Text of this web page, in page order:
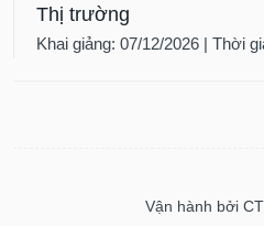
Thị trường
Khai giảng: 07/12/2026 | Thời
Vận hành bởi